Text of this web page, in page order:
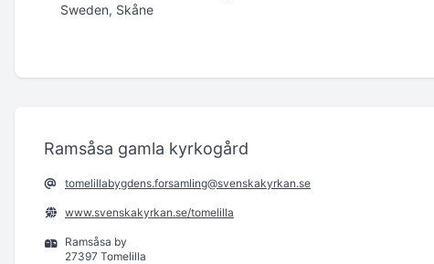
Sweden, Skåne
Ramsåsa gamla kyrkogård
tomelillabygdens.forsamling@svenskakyrkan.se
www.svenskakyrkan.se/tomelilla
Ramsåsa by
27397 Tomelilla